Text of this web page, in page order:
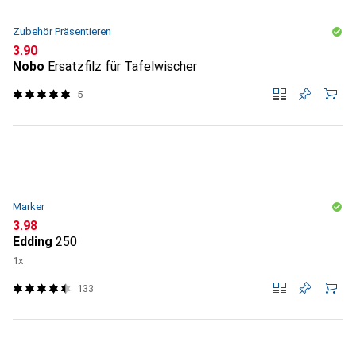
Zubehör Präsentieren
CHF
3.90
Nobo Ersatzfilz für Tafelwischer
5
Marker
CHF
3.98
Edding 250
1x
133